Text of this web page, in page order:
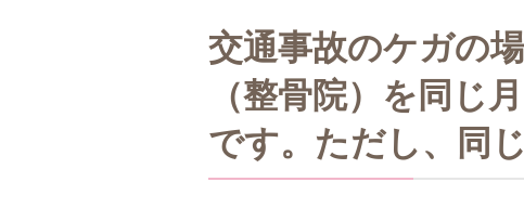
交通事故のケガの
（整骨院）を同じ
です。ただし、同